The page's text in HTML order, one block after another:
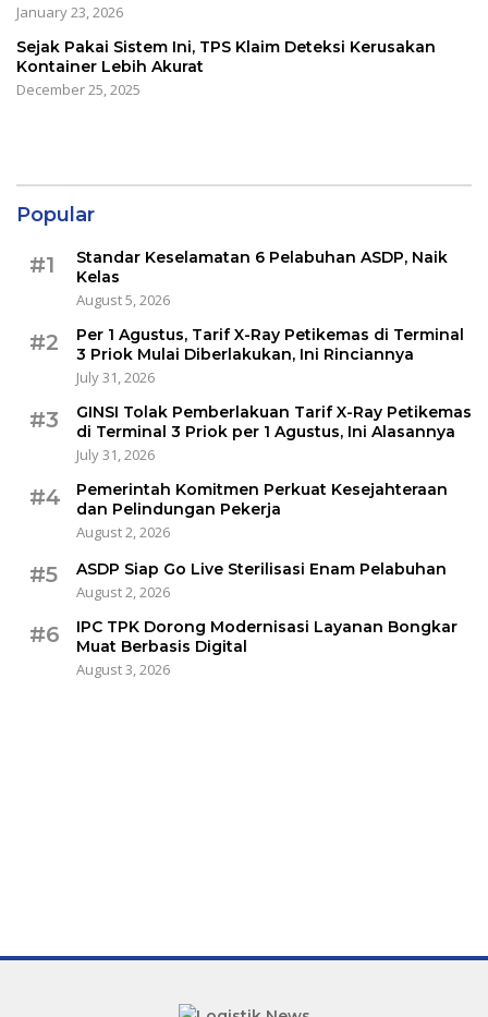
January 23, 2026
Sejak Pakai Sistem Ini, TPS Klaim Deteksi Kerusakan
Kontainer Lebih Akurat
December 25, 2025
Popular
#1
Standar Keselamatan 6 Pelabuhan ASDP, Naik
Kelas
August 5, 2026
#2
Per 1 Agustus, Tarif X-Ray Petikemas di Terminal
3 Priok Mulai Diberlakukan, Ini Rinciannya
July 31, 2026
#3
GINSI Tolak Pemberlakuan Tarif X-Ray Petikemas
di Terminal 3 Priok per 1 Agustus, Ini Alasannya
July 31, 2026
#4
Pemerintah Komitmen Perkuat Kesejahteraan
dan Pelindungan Pekerja
August 2, 2026
#5
ASDP Siap Go Live Sterilisasi Enam Pelabuhan
August 2, 2026
#6
IPC TPK Dorong Modernisasi Layanan Bongkar
Muat Berbasis Digital
August 3, 2026